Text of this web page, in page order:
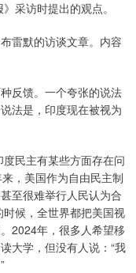
采访时提出的观点。
雷默的访谈文章。内容
反馈。一个夸张的说法
法是，印度现在被视为
民主有某些方面存在问
，美国作为自由民主制
至很难举行人民认为合
候，全世界都把美国视
2024年，很多人希望移
大学，但没有人说：“我